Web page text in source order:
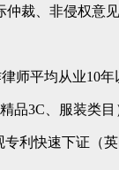
裁、非侵权意
师平均从业10
品3C、服装类
利快速下证（